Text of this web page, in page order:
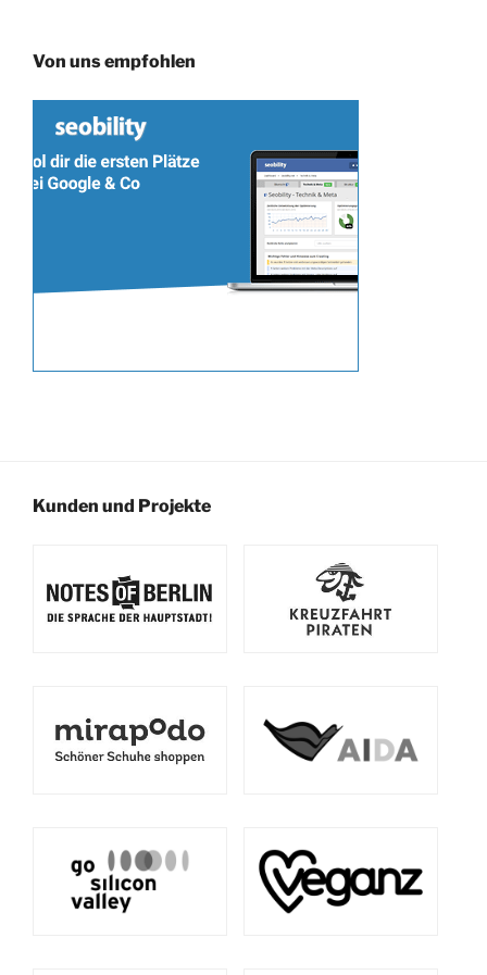
Von uns empfohlen
Kunden und Projekte